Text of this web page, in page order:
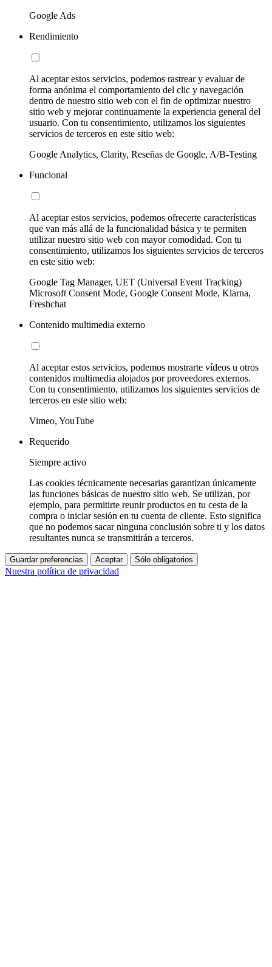
Google Ads
Rendimiento
Al aceptar estos servicios, podemos rastrear y evaluar de
forma anónima el comportamiento del clic y navegación
dentro de nuestro sitio web con el fin de optimizar nuestro
sitio web y mejorar continuamente la experiencia general del
usuario. Con tu consentimiento, utilizamos los siguientes
servicios de terceros en este sitio web:
Google Analytics, Clarity, Reseñas de Google, A/B-Testing
Funcional
Al aceptar estos servicios, podemos ofrecerte características
que van más allá de la funcionalidad básica y te permiten
utilizar nuestro sitio web con mayor comodidad. Con tu
consentimiento, utilizamos los siguientes servicios de terceros
en este sitio web:
Google Tag Manager, UET (Universal Event Tracking)
Microsoft Consent Mode, Google Consent Mode, Klarna,
Freshchat
Contenido multimedia externo
Al aceptar estos servicios, podemos mostrarte vídeos u otros
contenidos multimedia alojados por proveedores externos.
Con tu consentimiento, utilizamos los siguientes servicios de
terceros en este sitio web:
Vimeo, YouTube
Requerido
Siempre activo
Las cookies técnicamente necesarias garantizan únicamente
las funciones básicas de nuestro sitio web. Se utilizan, por
ejemplo, para permitirte reunir productos en tu cesta de la
compra o iniciar sesión en tu cuenta de cliente. Esto significa
que no podemos sacar ninguna conclusión sobre ti y los datos
resultantes nunca se transmitirán a terceros.
Guardar preferencias Aceptar Sólo obligatorios
Nuestra política de privacidad